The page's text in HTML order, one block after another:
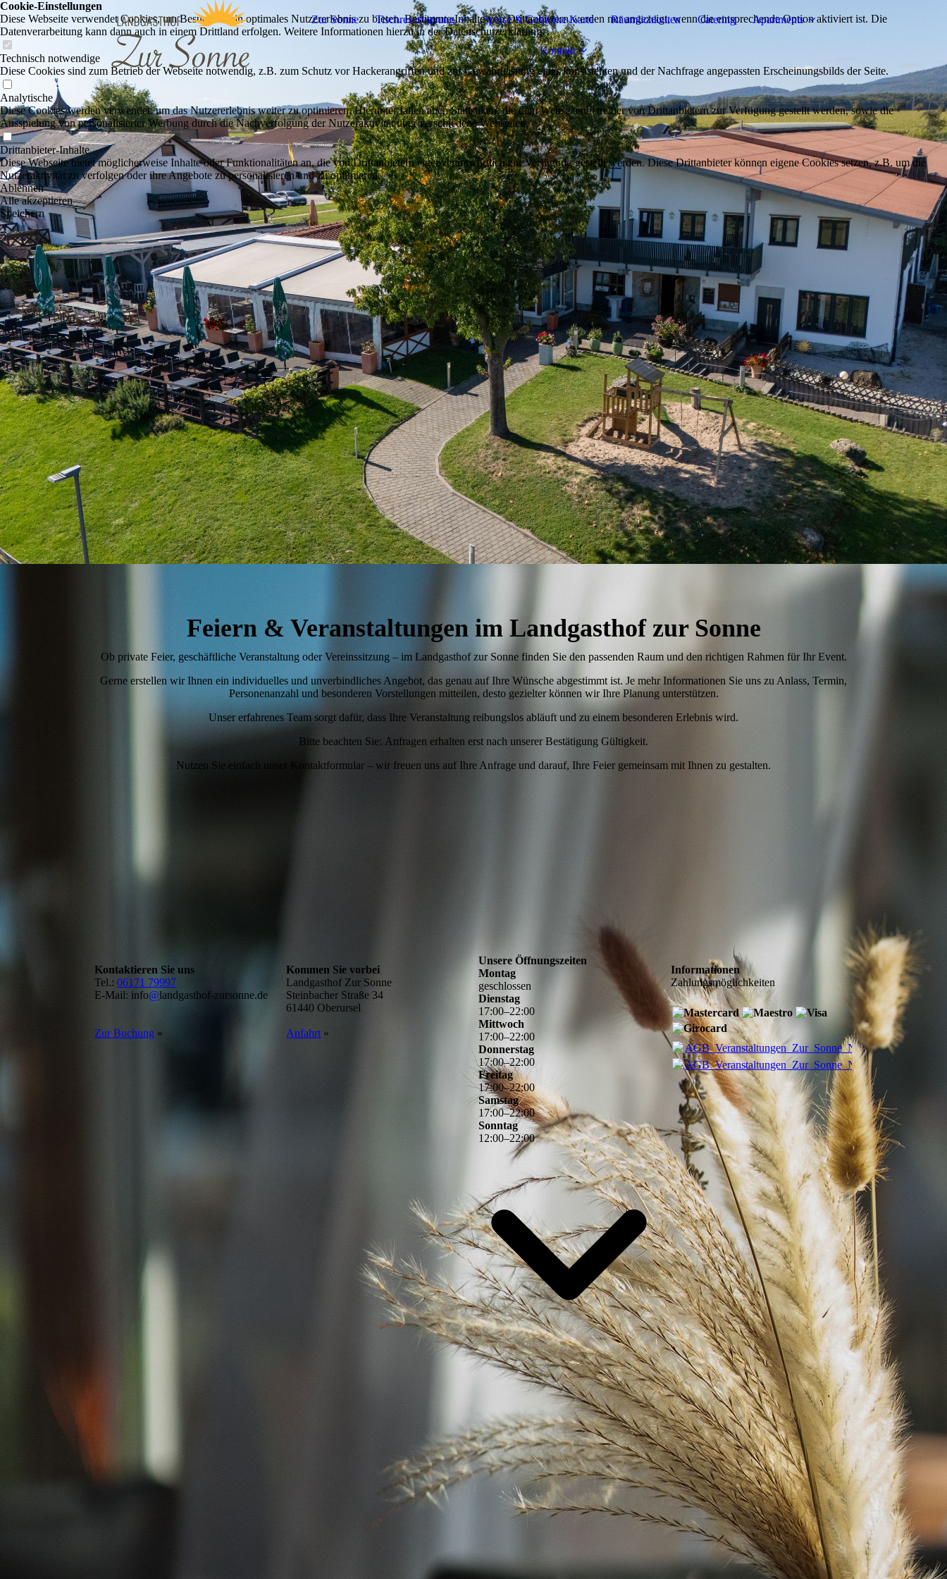
Zur Sonne Tischreservierung Speise & Getränke Karte Räumlichkeiten Catering Apartments
Kontakt
Feiern & Veranstaltungen im Landgasthof zur Sonne
Ob private Feier, geschäftliche Veranstaltung oder Vereinssitzung – im Landgasthof zur Sonne finden Sie den passenden Raum und den richtigen Rahmen für Ihr Event.
Gerne erstellen wir Ihnen ein individuelles und unverbindliches Angebot, das genau auf Ihre Wünsche abgestimmt ist. Je mehr Informationen Sie uns zu Anlass, Termin,
Personenanzahl und besonderen Vorstellungen mitteilen, desto gezielter können wir Ihre Planung unterstützen.
Unser erfahrenes Team sorgt dafür, dass Ihre Veranstaltung reibungslos abläuft und zu einem besonderen Erlebnis wird.
Bitte beachten Sie: Anfragen erhalten erst nach unserer Bestätigung Gültigkeit.
Nutzen Sie einfach unser Kontaktformular – wir freuen uns auf Ihre Anfrage und darauf, Ihre Feier gemeinsam mit Ihnen zu gestalten.
Kontaktieren Sie uns
Tel.:06171 79997
E-Mail: info@landgasthof-zursonne.de
Zur Buchung »
Kommen Sie vorbei
Landgasthof Zur Sonne
Steinbacher Straße 34
61440 Oberursel
Anfahrt ­»
Unsere Öffnungszeiten
Montag
geschlossen
Dienstag
17:00–22:00
Mittwoch
17:00–22:00
Donnerstag
17:00–22:00
Freitag
17:00–22:00
Samstag
17:00–22:00
Sonntag
12:00–22:00
Informationen
Zahlungsmöglichkeiten
AGB_Veranstaltungen_Zur_Sonne_Neu.pdf(375.04KB)
AGB_Veranstaltungen_Zur_Sonne_Neu.pdf
Cookie-Einstellungen
Diese Webseite verwendet Cookies, um Besuchern ein optimales Nutzererlebnis zu bieten. Bestimmte Inhalte von Drittanbietern werden nur angezeigt, wenn die entsprechende Option aktiviert ist. Die
Datenverarbeitung kann dann auch in einem Drittland erfolgen. Weitere Informationen hierzu in der Datenschutzerklärung.
Technisch notwendige
Diese Cookies sind zum Betrieb der Webseite notwendig, z.B. zum Schutz vor Hackerangriffen und zur Gewährleistung eines konsistenten und der Nachfrage angepassten Erscheinungsbilds der Seite.
Analytische
Diese Cookies werden verwendet, um das Nutzererlebnis weiter zu optimieren. Hierunter fallen auch Statistiken, die dem Webseitenbetreiber von Drittanbietern zur Verfügung gestellt werden, sowie die
Ausspielung von personalisierter Werbung durch die Nachverfolgung der Nutzeraktivität über verschiedene Webseiten.
Drittanbieter-Inhalte
Diese Webseite bietet möglicherweise Inhalte oder Funktionalitäten an, die von Drittanbietern eigenverantwortlich zur Verfügung gestellt werden. Diese Drittanbieter können eigene Cookies setzen, z.B. um die
Nutzeraktivität zu verfolgen oder ihre Angebote zu personalisieren und zu optimieren.
Ablehnen
Alle akzeptieren
Speichern